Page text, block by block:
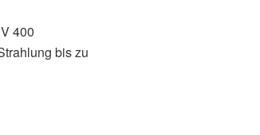
400
bis zu